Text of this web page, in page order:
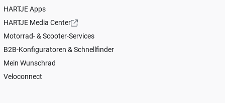
HARTJE Apps
HARTJE Media Center
Motorrad- & Scooter-Services
B2B-Konfiguratoren & Schnellfinder
Mein Wunschrad
Veloconnect